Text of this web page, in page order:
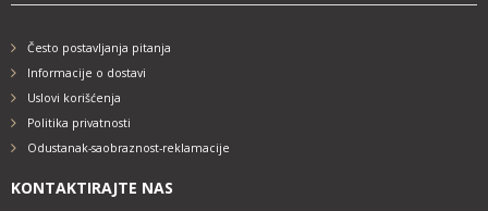
Često postavljanja pitanja
Informacije o dostavi
Uslovi korišćenja
Politika privatnosti
Odustanak-saobraznost-reklamacije
KONTAKTIRAJTE NAS